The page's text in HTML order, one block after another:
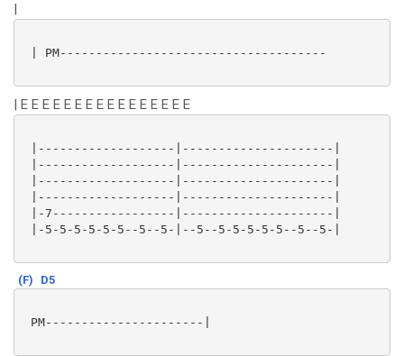
|
| PM-------------------------------------
| E E E E E E E E E E E E E E E E
|-------------------|---------------------|
|-------------------|---------------------|
|-------------------|---------------------|
|-------------------|---------------------|
|-7-----------------|---------------------|
|-5-5-5-5-5-5--5--5-|--5--5-5-5-5-5--5--5-|
(F) D5
PM----------------------|